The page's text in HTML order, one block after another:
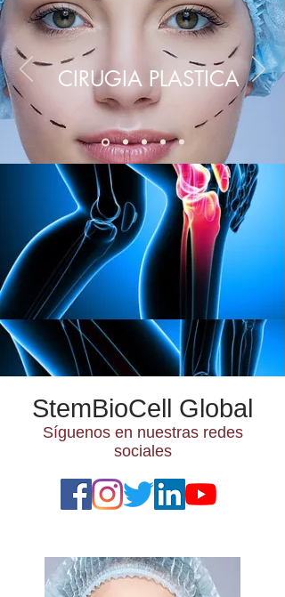
CIRUGIA PLASTICA
StemBioCell Global
Síguenos en nuestras redes
sociales